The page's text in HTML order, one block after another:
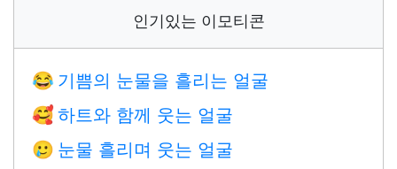
인기있는 이모티콘
😂 기쁨의 눈물을 흘리는 얼굴
🥰 하트와 함께 웃는 얼굴
🥲 눈물 흘리며 웃는 얼굴